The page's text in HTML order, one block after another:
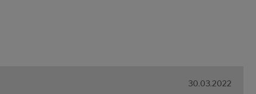
30.03.2022